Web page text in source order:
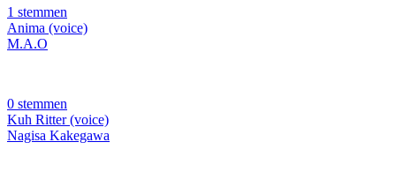
1 stemmen
Anima (voice)
M.A.O
0 stemmen
Kuh Ritter (voice)
Nagisa Kakegawa